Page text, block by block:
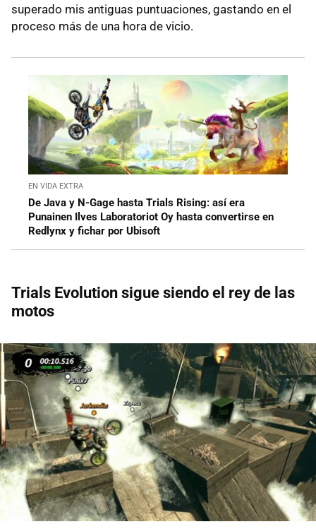
superado mis antiguas puntuaciones, gastando en el
proceso más de una hora de vicio.
EN VIDA EXTRA
De Java y N-Gage hasta Trials Rising: así era
Punainen Ilves Laboratoriot Oy hasta convertirse en
Redlynx y fichar por Ubisoft
Trials Evolution sigue siendo el rey de las
motos